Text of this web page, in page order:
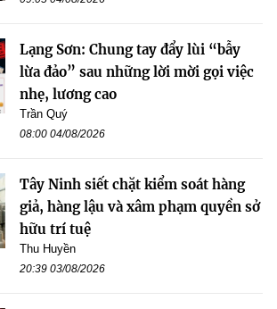
Lạng Sơn: Chung tay đẩy lùi “bẫy
lừa đảo” sau những lời mời gọi việc
nhẹ, lương cao
Trần Quý
08:00 04/08/2026
Tây Ninh siết chặt kiểm soát hàng
giả, hàng lậu và xâm phạm quyền sở
hữu trí tuệ
Thu Huyền
20:39 03/08/2026